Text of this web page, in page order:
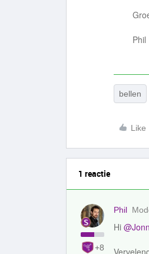
Phil
bellen
Like
1 reactie
+8
Phil
Hi